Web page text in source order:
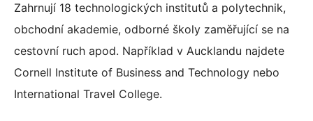
Zahrnují 18 technologických institutů a polytechnik,
obchodní akademie, odborné školy zaměřující se na
cestovní ruch apod. Například v Aucklandu najdete
Cornell Institute of Business and Technology nebo
International Travel College.